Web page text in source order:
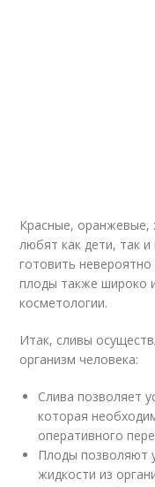
Красные, оранжевые,
любят как дети, так
готовить
плоды также широко
косметологии.
Итак, сливы
организм человека:
Слива позволяет
которая
оперативного
Плоды позволяют
жидкости из